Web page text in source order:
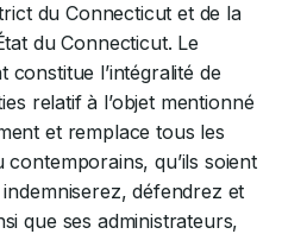
du Connecticut et de la
du Connecticut. Le
constitue l’intégralité de
relatif à l’objet mentionné
et remplace tous les
qu’ils soient
défendrez et
que ses administrateurs,